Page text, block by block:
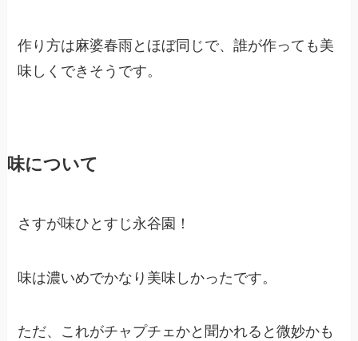
作り方は麻婆春雨とほぼ同じで、誰が作っても美
味しくできそうです。
味について
さすが味ひとすじ永谷園！
味は濃いめでかなり美味しかったです。
ただ、これがチャプチェかと聞かれると微妙かも